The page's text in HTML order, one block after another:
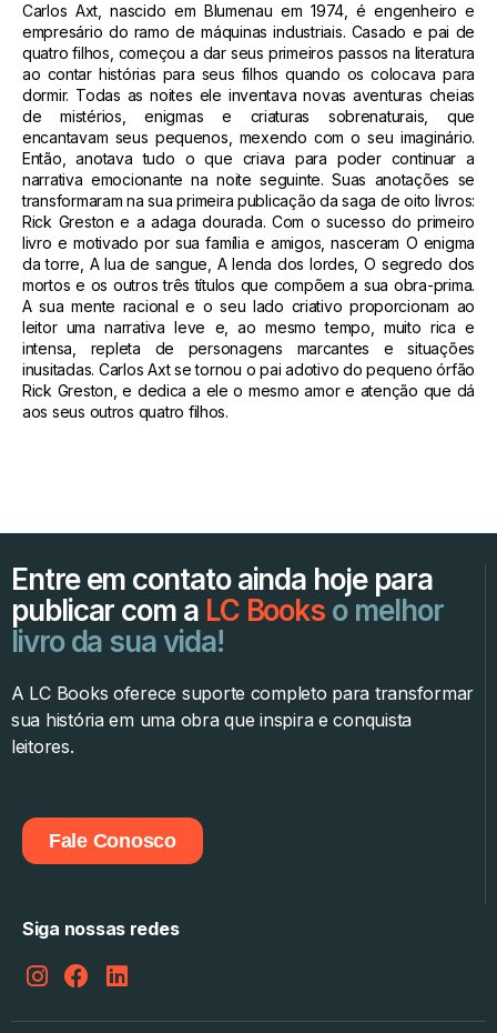
Carlos Axt, nascido em Blumenau em 1974, é engenheiro e
empresário do ramo de máquinas industriais. Casado e pai de
quatro filhos, começou a dar seus primeiros passos na literatura
ao contar histórias para seus filhos quando os colocava para
dormir. Todas as noites ele inventava novas aventuras cheias
de mistérios, enigmas e criaturas sobrenaturais, que
encantavam seus pequenos, mexendo com o seu imaginário.
Então, anotava tudo o que criava para poder continuar a
narrativa emocionante na noite seguinte. Suas anotações se
transformaram na sua primeira publicação da saga de oito livros:
Rick Greston e a adaga dourada. Com o sucesso do primeiro
livro e motivado por sua família e amigos, nasceram O enigma
da torre, A lua de sangue, A lenda dos lordes, O segredo dos
mortos e os outros três títulos que compõem a sua obra-prima.
A sua mente racional e o seu lado criativo proporcionam ao
leitor uma narrativa leve e, ao mesmo tempo, muito rica e
intensa, repleta de personagens marcantes e situações
inusitadas. Carlos Axt se tornou o pai adotivo do pequeno órfão
Rick Greston, e dedica a ele o mesmo amor e atenção que dá
aos seus outros quatro filhos.
Entre em contato ainda hoje para
publicar com a LC Books o melhor
livro da sua vida!
A LC Books oferece suporte completo para transformar
sua história em uma obra que inspira e conquista
leitores.
Fale Conosco
Siga nossas redes